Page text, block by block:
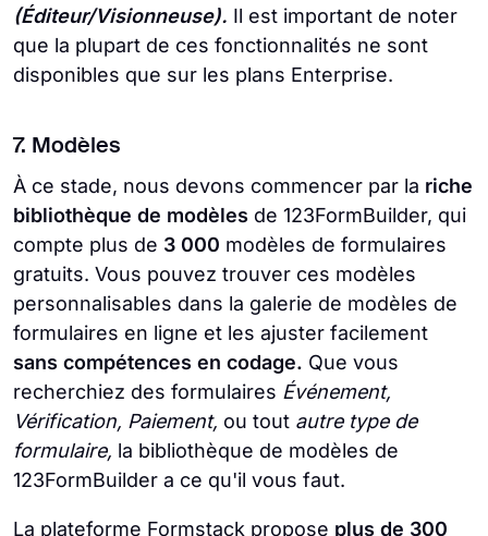
(Éditeur/Visionneuse). Il est important de noter
que la plupart de ces fonctionnalités ne sont
disponibles que sur les plans Enterprise.
7. Modèles
À ce stade, nous devons commencer par la riche
bibliothèque de modèles de 123FormBuilder, qui
compte plus de 3 000 modèles de formulaires
gratuits. Vous pouvez trouver ces modèles
personnalisables dans la galerie de modèles de
formulaires en ligne et les ajuster facilement
sans compétences en codage. Que vous
recherchiez des formulaires Événement,
Vérification, Paiement, ou tout autre type de
formulaire, la bibliothèque de modèles de
123FormBuilder a ce qu'il vous faut.
La plateforme Formstack propose plus de 300